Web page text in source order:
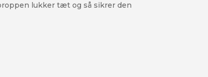
lukker tæt og så sikrer den